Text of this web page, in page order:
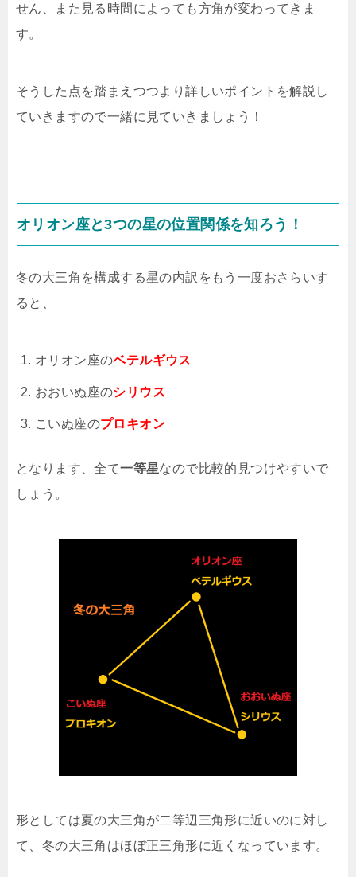
せん、また見る時間によっても方角が変わってきま
す。
そうした点を踏まえつつより詳しいポイントを解説し
ていきますので一緒に見ていきましょう！
オリオン座と3つの星の位置関係を知ろう！
冬の大三角を構成する星の内訳をもう一度おさらいす
ると、
オリオン座のベテルギウス
おおいぬ座のシリウス
こいぬ座のプロキオン
となります、全て一等星なので比較的見つけやすいで
しょう。
形としては夏の大三角が二等辺三角形に近いのに対し
て、冬の大三角はほぼ正三角形に近くなっています。